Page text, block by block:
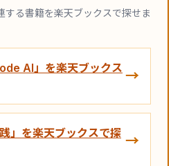
する書籍を楽天ブックスで探せま
AI」を楽天ブックス →
践」を楽天ブックスで探 →